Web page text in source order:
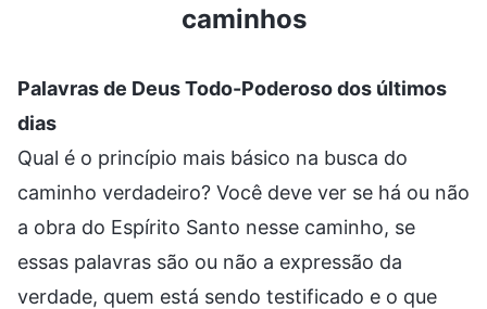
caminhos
Palavras de Deus Todo-Poderoso dos últimos
dias
Qual é o princípio mais básico na busca do
caminho verdadeiro? Você deve ver se há ou não
a obra do Espírito Santo nesse caminho, se
essas palavras são ou não a expressão da
verdade, quem está sendo testificado e o que